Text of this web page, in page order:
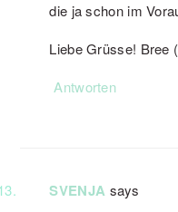
die ja schon im
Liebe Grüsse! Bree
Antworten
SVENJA says